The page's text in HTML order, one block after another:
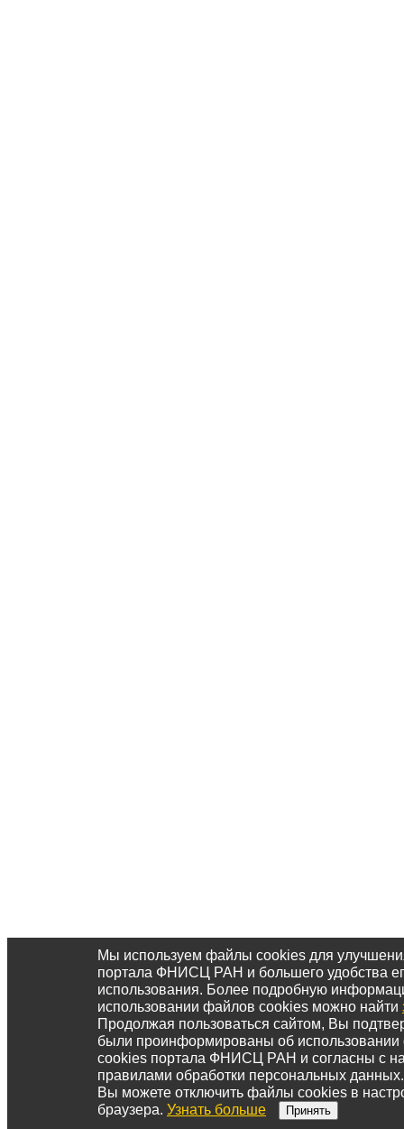
Мы используем файлы cookies для
портала ФНИСЦ РАН и большего удобства
использования. Более подробную
использовании файлов cookies можно найти
Продолжая пользоваться сайтом, Вы
были проинформированы об
cookies портала ФНИСЦ РАН и согласны с
правилами обработки персональных данных.
Вы можете отключить файлы cookies в
браузера. Узнать больше Принять